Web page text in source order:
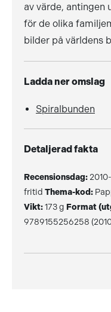
av värde, antingen
för de olika
bilder på världens
Ladda ner omslag
Spiralbunden
Detaljerad fakta
Recensionsdag:
fritid Thema-kod:
Vikt:173 g Format
9789155256258